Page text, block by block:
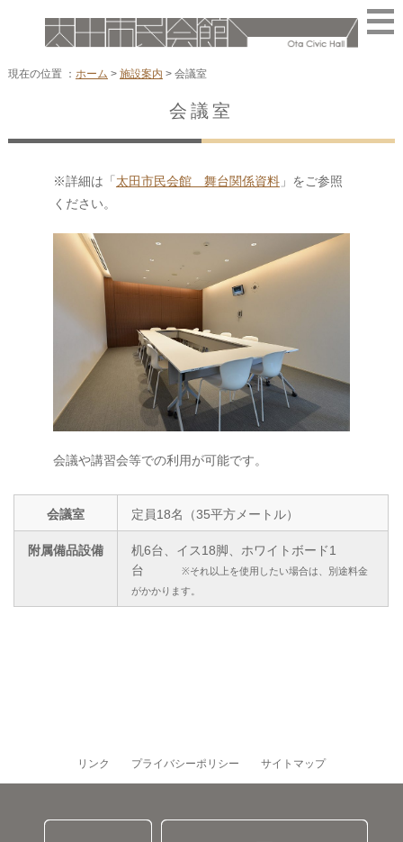
現在の位置 ： ホーム > 施設案内 > 会議室
会議室
※詳細は「 太田市民会館 舞台関係資料」をご参照
ください。
会議や講習会等での利用が可能です。
会議室 定員18名（35平方メートル）
附属備品設備
机6台、イス18脚、ホワイトボード1
台※それ以上を使用したい場合は、別途料金
がかかります。
リンク プライバシーポリシー サイトマップ